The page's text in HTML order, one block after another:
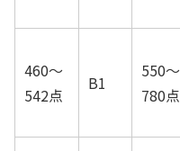
460〜
542点
B1
550～
780点